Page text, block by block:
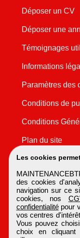
Les cookies
des cookies
navigation sur ce
cookies, nos
confidentialitépour
vos centres
Vous pouvez
choix en cliquant
Déposer un CV
Déposer une
Témoignages
Informations
Paramètres des
Conditions de
Conditions
Plan du site